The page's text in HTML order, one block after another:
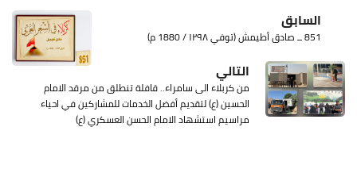
السابق
851 ــ صادق أطيمش (توفي ١٢٩٨ / 1880 م)
التالي
من كربلاء الى سامراء.. قافلة تنطلق من مرقد الامام
الحسين (ع) لتقديم أفضل الخدمات للمشاركين في احياء
مراسيم استشهاد الامام الحسن العسكري (ع)